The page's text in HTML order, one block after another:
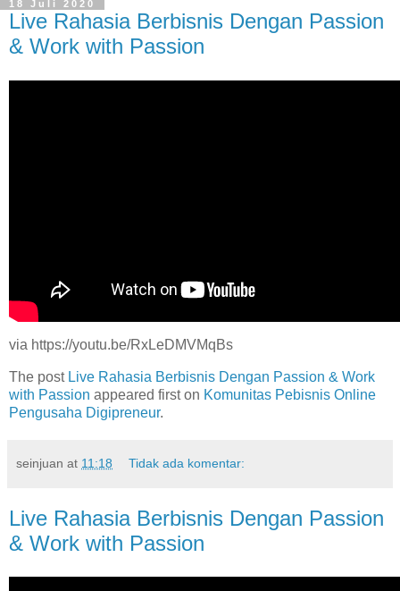
18 Juli 2020
Live Rahasia Berbisnis Dengan Passion
& Work with Passion
via https://youtu.be/RxLeDMVMqBs
The post Live Rahasia Berbisnis Dengan Passion & Work
with Passion appeared first on Komunitas Pebisnis Online
Pengusaha Digipreneur.
seinjuan at 11:18 Tidak ada komentar:
Live Rahasia Berbisnis Dengan Passion
& Work with Passion